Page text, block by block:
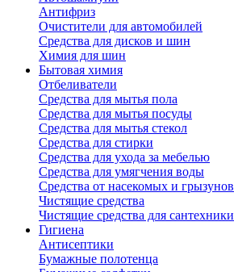
Антифриз
Очистители для автомобилей
Средства для дисков и шин
Химия для шин
Бытовая химия
Отбеливатели
Средства для мытья пола
Средства для мытья посуды
Средства для мытья стекол
Средства для стирки
Средства для ухода за мебелью
Средства для умягчения воды
Средства от насекомых и грызунов
Чистящие средства
Чистящие средства для сантехники
Гигиена
Антисептики
Бумажные полотенца